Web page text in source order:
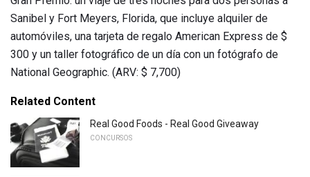
Sanibel y Fort Meyers, Florida, que incluye alquiler de
automóviles, una tarjeta de regalo American Express de $
300 y un taller fotográfico de un día con un fotógrafo de
National Geographic. (ARV: $ 7,700)
Related Content
Real Good Foods - Real Good Giveaway
CONCURSOS